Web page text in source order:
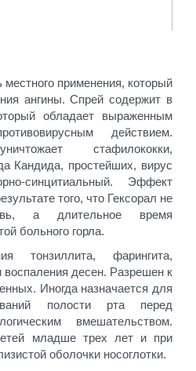
местного применения, который
ангины. Спрей содержит в
обладает выраженным
действием.
стафилококки,
Кандида, простейших, вирус
синцитиальный. Эффект
того, что Гексорал не
а длительное время
больного горла.
тонзиллита, фарингита,
десен. Разрешен к
Иногда назначается для
полости рта перед
вмешательством.
младше трех лет и при
оболочки носоглотки.